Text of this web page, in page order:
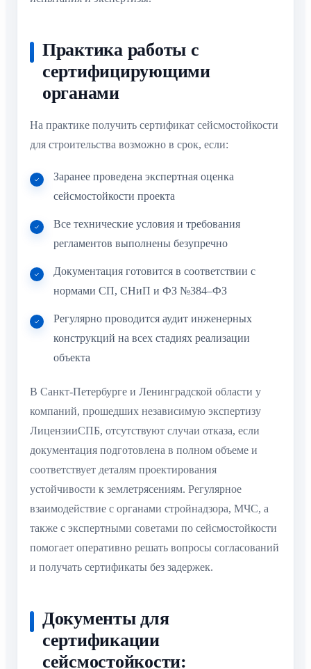
Практика работы с
сертифицирующими
органами
На практике получить сертификат сейсмостойкости
для строительства возможно в срок, если:
Заранее проведена экспертная оценка
сейсмостойкости проекта
Все технические условия и требования
регламентов выполнены безупречно
Документация готовится в соответствии с
нормами СП, СНиП и ФЗ №384–ФЗ
Регулярно проводится аудит инженерных
конструкций на всех стадиях реализации
объекта
В Санкт-Петербурге и Ленинградской области у
компаний, прошедших независимую экспертизу
ЛицензииСПБ, отсутствуют случаи отказа, если
документация подготовлена в полном объеме и
соответствует деталям проектирования
устойчивости к землетрясениям. Регулярное
взаимодействие с органами стройнадзора, МЧС, а
также с экспертными советами по сейсмостойкости
помогает оперативно решать вопросы согласований
и получать сертификаты без задержек.
Документы для
сертификации
сейсмостойкости: